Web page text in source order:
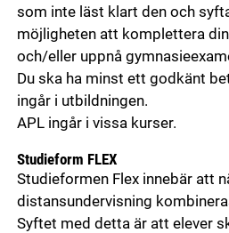
som inte läst klart den och
möjligheten att komplettera
och/eller uppnå
Du ska ha minst ett godkänt
ingår i utbildningen.
APL ingår i vissa kurser.
Studieform FLEX
Studieformen Flex innebär att
distansundervisning
Syftet med detta är att elever